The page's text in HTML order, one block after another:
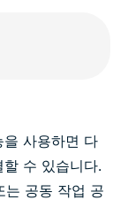
사용하면 다
수 있습니다.
는 공동 작업 공